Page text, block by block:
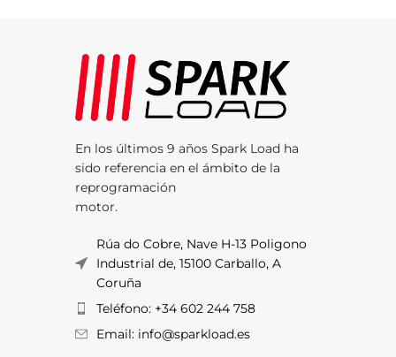
En los últimos 9 años Spark Load ha
sido referencia en el ámbito de la
reprogramación
motor.
Rúa do Cobre, Nave H-13 Poligono
Industrial de, 15100 Carballo, A
Coruña
Teléfono: +34 602 244 758
Email: info@sparkload.es